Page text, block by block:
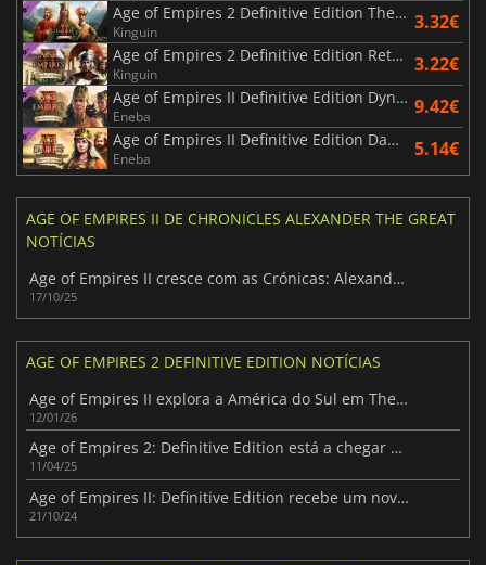
Age of Empires 2 Definitive Edition The Mountain Royals
Kinguin 3.32€
Age of Empires 2 Definitive Edition Return of Rome
Kinguin 3.22€
Age of Empires II Definitive Edition Dynasties of India
Eneba 9.42€
Age of Empires II Definitive Edition Dawn of the Dukes
Eneba 5.14€
AGE OF EMPIRES II DE CHRONICLES ALEXANDER THE GREAT
NOTÍCIAS
Age of Empires II cresce com as Crónicas: Alexandre, o Grande
17/10/25
AGE OF EMPIRES 2 DEFINITIVE EDITION NOTÍCIAS
Age of Empires II explora a América do Sul em The Last Chieftains
12/01/26
Age of Empires 2: Definitive Edition está a chegar à PS5
11/04/25
Age of Empires II: Definitive Edition recebe um novo DLC - Chronicles: Batalha pela Grécia
21/10/24